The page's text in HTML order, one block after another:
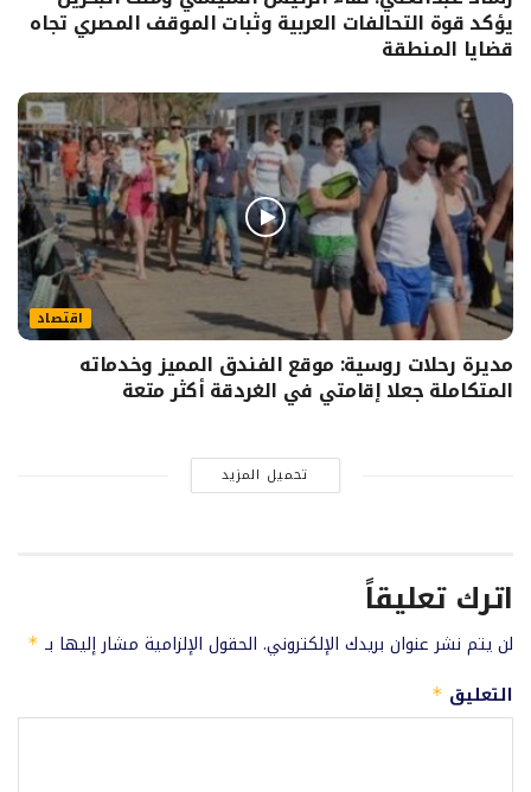
يؤكد قوة التحالفات العربية وثبات الموقف المصري تجاه
قضايا المنطقة
اقتصاد
مديرة رحلات روسية: موقع الفندق المميز وخدماته
المتكاملة جعلا إقامتي في الغردقة أكثر متعة
تحميل المزيد
اترك تعليقاً
لن يتم نشر عنوان بريدك الإلكتروني. الحقول الإلزامية مشار إليها بـ *
التعليق *